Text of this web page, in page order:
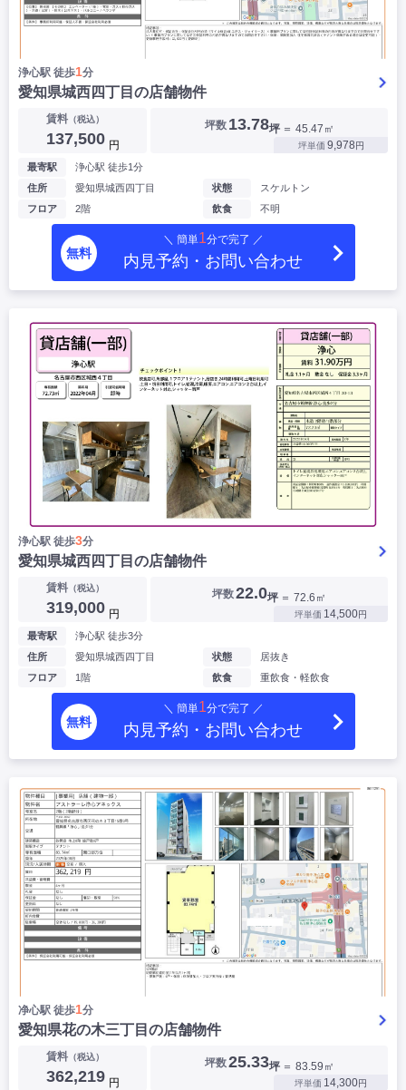
浄心駅 徒歩1分
愛知県城西四丁目の店舗物件
賃料（税込）
137,500 円
坪数 13.78坪 ＝ 45.47㎡
坪単価 9,978円
最寄駅
浄心駅 徒歩1分
住所
愛知県城西四丁目
フロア
2階
状態
スケルトン
飲食
不明
無料
＼ 簡単1分で完了 ／
内見予約・お問い合わせ
浄心駅 徒歩3分
愛知県城西四丁目の店舗物件
賃料（税込）
319,000 円
坪数22.0坪 ＝ 72.6㎡
坪単価 14,500円
最寄駅
浄心駅 徒歩3分
住所
愛知県城西四丁目
フロア
1階
状態
居抜き
飲食
重飲食・軽飲食
無料
＼ 簡単1分で完了 ／
内見予約・お問い合わせ
净心駅 徒歩1分
愛知県花の木三丁目の店舗物件
賃料（税込）
362,219 円
坪数25.33坪 ＝ 83.59㎡
坪単価 14,300円